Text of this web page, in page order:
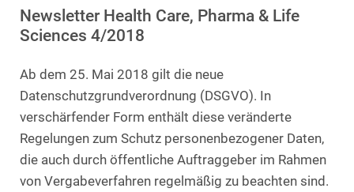
Newsletter Health Care, Pharma & Life
Sciences 4/2018
Ab dem 25. Mai 2018 gilt die neue
Datenschutzgrundverordnung (DSGVO). In
verschärfender Form enthält diese veränderte
Regelungen zum Schutz personenbezogener Daten,
die auch durch öffentliche Auftraggeber im Rahmen
von Vergabeverfahren regelmäßig zu beachten sind.